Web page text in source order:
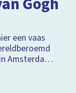
schoolplaten
een vaas
Amsterdam